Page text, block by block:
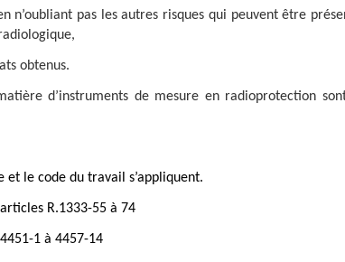
n’oubliant pas les autres risques qui peuvent être
obtenus.
d’instruments de mesure en radioprotection
et le code du travail s’appliquent.
R.1333-55 à 74
1 à 4457-14